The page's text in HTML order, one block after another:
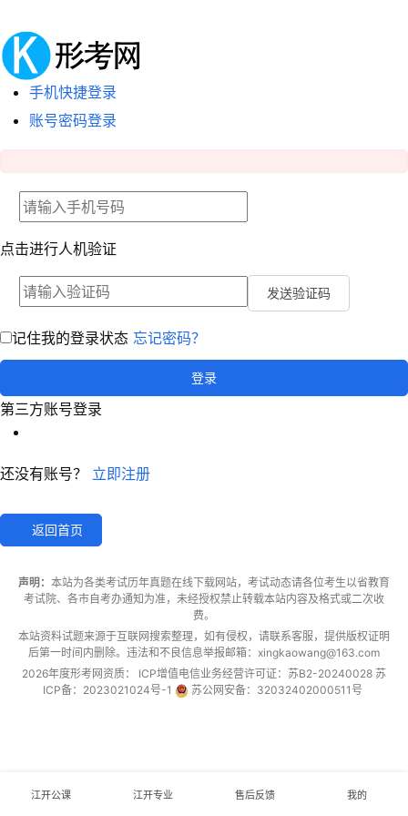
手机快捷登录
账号密码登录
点击进行人机验证
发送验证码
记住我的登录状态 忘记密码？
登录
第三方账号登录
还没有账号？ 立即注册
返回首页
声明： 本站为各类考试历年真题在线下载网站，考试动态请各位考生以省教育
考试院、各市自考办通知为准，未经授权禁止转载本站内容及格式或二次收
费。
本站资料试题来源于互联网搜索整理，如有侵权，请联系客服，提供版权证明
后第一时间内删除。违法和不良信息举报邮箱：xingkaowang@163.com
2026年度形考网资质： ICP增值电信业务经营许可证：苏B2-20240028 苏
ICP备：2023021024号-1
苏公网安备：32032402000511号
江开公课 江开专业 售后反馈 我的